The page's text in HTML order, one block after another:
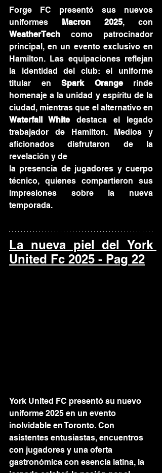
Forge FC presentó sus nuevos
uniformes
Macron 2025
WeatherTech como patrocinador
principal, en un evento exclusivo en
Hamilton. Las equipaciones reflejan
la identidad del club: el uniforme
titular en Spark Orange rinde
homenaje a la unidad y espíritu de la
Waterfall White destaca el legado
trabajador de Hamilton. Medios y
aficionados disfrutaron de la
revelación y de
la presencia de jugadores y cuerpo
técnico, quienes compartieron sus
impresiones sobre la nueva
temporada.
La nueva piel del York
United Fc 2025 - Pag 22
York United FC presentó su nuevo
uniforme 2025 en un evento
inolvidable en Toronto. Con
asistentes entusiastas, encuentros
con jugadores y una oferta
gastronómica con esencia latina, la